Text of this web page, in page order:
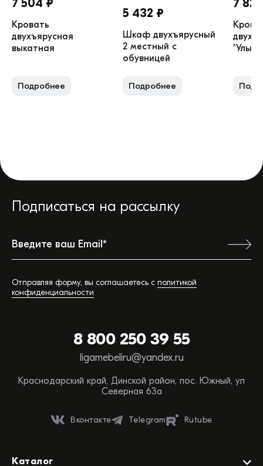
7 504 ₽
Кровать
двухъярусная
выкатная
Подробнее
5 432 ₽
Шкаф двухъярусный
2 местный с
обувницей
Подробнее
7
Подписаться на рассылку
Отправляя форму, вы соглашаетесь с политикой
конфиденциальности
Каталог
Вконтакте Telegram Rutube
8 800 250 39 55
ligamebeliru@yandex.ru
Краснодарский край, Динской район, пос. Южный, ул
Северная 63а
написав нам прямо сейчас:
ТЕЛЕФОН ОТДЕЛА ПРОДАЖ
WHATSAPP